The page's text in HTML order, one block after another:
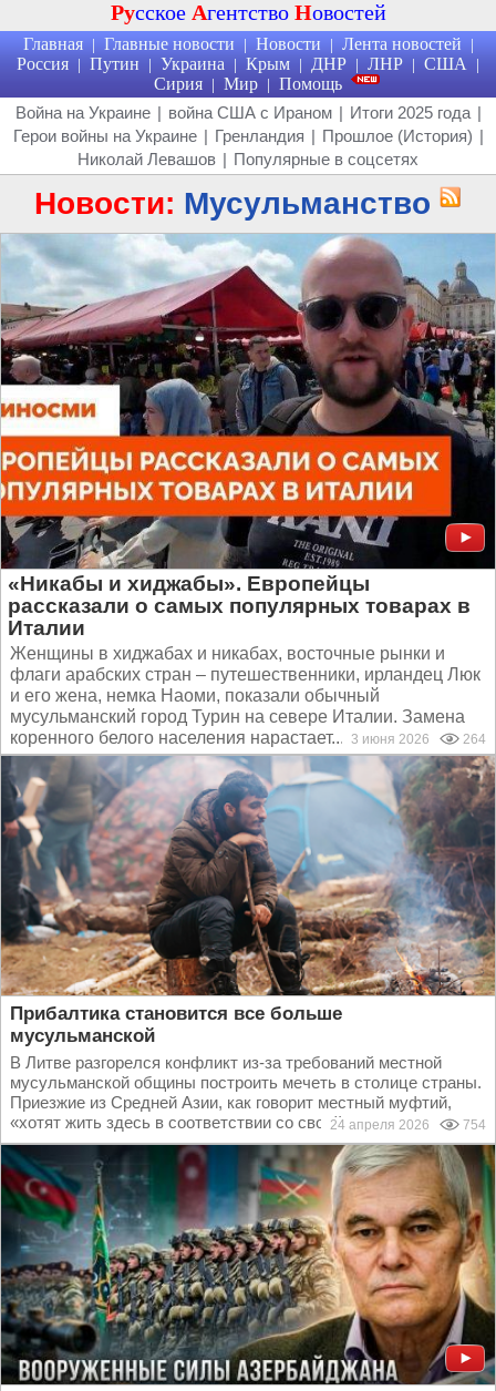
Русское Агентство Новостей
Главная | Главные новости | Новости | Лента новостей |
Россия | Путин | Украина | Крым | ДНР | ЛНР | США |
Сирия | Мир | Помощь
Война на Украине | война США с Ираном | Итоги 2025 года |
Герои войны на Украине | Гренландия | Прошлое (История) |
Николай Левашов | Популярные в соцсетях
Новости: Мусульманство
«Никабы и хиджабы». Европейцы
рассказали о самых популярных товарах в
Италии
Женщины в хиджабах и никабах, восточные рынки и
флаги арабских стран – путешественники, ирландец Люк
и его жена, немка Наоми, показали обычный
мусульманский город Турин на севере Италии. Замена
коренного белого населения нарастает... 3 июня 2026 264
Прибалтика становится все больше
мусульманской
В Литве разгорелся конфликт из-за требований местной
мусульманской общины построить мечеть в столице страны.
Приезжие из Средней Азии, как говорит местный муфтий,
«хотят жить здесь в соответствии со своей...24 апреля 2026 754